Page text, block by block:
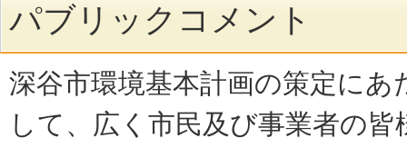
パブリックコメント
深谷市環境基本計画の策定にあ
して、広く市民及び事業者の